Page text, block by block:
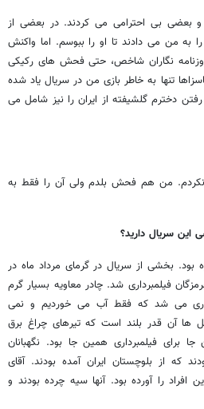
بعضی بی احترامی می کردند. در بعضی از
به من می دادند تا او را ببوسم. اما واکنش
نگاران شاخص، حتی فحش های رکیکی
تنها به خاطر بازی من در سریال یاد شده
دخترم گلشیفته از ایران را نیز شامل می
نکردم. من هم فحش بلدم ولی آن را فقط به
سریال دارید؟
بود. بخشی از سریال در گرمای مرداد ماه در
فیلمبرداری شد. چادر معاویه بسیار گرم
می شد که فقط آب می خوردیم و نمی
ها آن قدر بلند است که تیرهای چراغ برق
برای فیلمبرداری همین جا بود. نگهبانان
که از بلوچستان ایران آمده بودند. آقای
را آورده بود. آنها سیه چرده بودند و